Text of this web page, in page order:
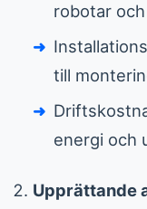
robotar
till
energi och
Upprättande